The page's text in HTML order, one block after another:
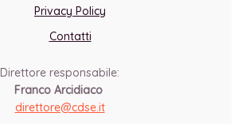
Privacy Policy
Contatti
Direttore responsabile:
Franco Arcidiaco
direttore@cdse.it